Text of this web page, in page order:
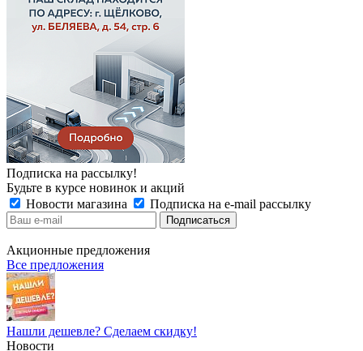
Подписка на рассылку!
Будьте в курсе новинок и акций
Новости магазина
Подписка на e-mail рассылку
Акционные предложения
Все предложения
Нашли дешевле? Сделаем скидку!
Новости